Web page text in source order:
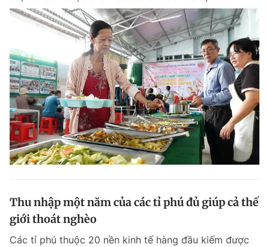
Thu nhập một năm của các tỉ phú đủ giúp cả thế
giới thoát nghèo
Các tỉ phú thuộc 20 nền kinh tế hàng đầu kiếm được